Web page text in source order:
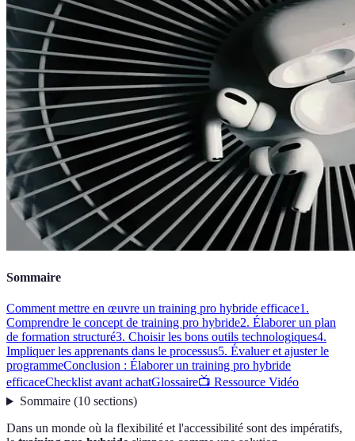
Sommaire
Comment mettre en œuvre un training pro hybride efficace1.
Comprendre le concept de training pro hybride2. Élaborer un plan
de formation structuré3. Choisir les bons outils technologiques4.
Impliquer les apprenants dans le processus5. Évaluer et ajuster le
programmeConclusion : Élaborer un training pro hybride
efficaceChecklist avant achatGlossaire📺 Ressource Vidéo
Sommaire(10 sections)
Dans un monde où la flexibilité et l'accessibilité sont des impératifs,